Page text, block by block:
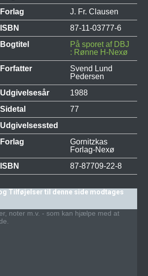
Forlag
J. Fr. Clausen
ISBN
87-11-03777-6
Bogtitel
På sporet af DBJ
: Rønne H-Nexø
Forfatter
Svend Lund
Pedersen
Udgivelsesår
1988
Sidetal
77
Udgivelsessted
Forlag
Gornitzkas
Forlag-Nexø
ISBN
87-87709-22-8
Tilføjelser til denne side modtages